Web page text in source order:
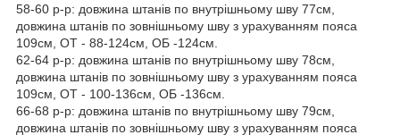
58-60 р-р: довжина штанів по внутрішньому шву 77см,
довжина штанів по зовнішньому шву з урахуванням пояса
109см, ОТ - 88-124см, ОБ -124см.
62-64 р-р: довжина штанів по внутрішньому шву 78см,
довжина штанів по зовнішньому шву з урахуванням пояса
109см, ОТ - 100-136см, ОБ -136см.
66-68 р-р: довжина штанів по внутрішньому шву 79см,
довжина штанів по зовнішньому шву з урахуванням пояса